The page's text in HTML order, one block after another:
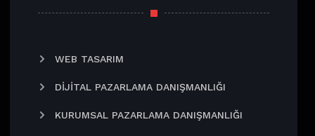
WEB TASARIM
DIJITAL PAZARLAMA DANIŞMANLIĞI
KURUMSAL PAZARLAMA DANIŞMANLIĞI